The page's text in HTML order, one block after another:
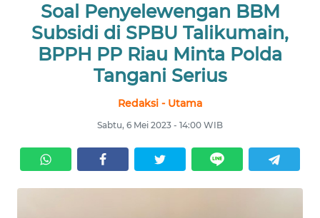
Soal Penyelewengan BBM
Subsidi di SPBU Talikumain,
BPPH PP Riau Minta Polda
Tangani Serius
Redaksi - Utama
Sabtu, 6 Mei 2023 - 14:00 WIB
UTAMA
NUSANTARA
SERBI
HUKRIM